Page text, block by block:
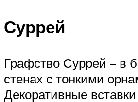
Суррей
Графство Суррей – в
стенах с тонкими
Декоративные